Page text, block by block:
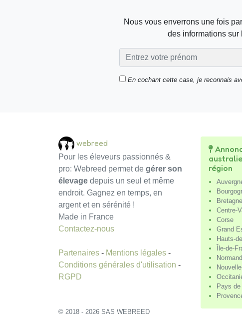
Nous vous enverrons une fois
des informations sur
En cochant cette case, je reconnais
webreed
Pour les éleveurs passionnés &
pro: Webreed permet de gérer son
élevage depuis un seul et même
endroit. Gagnez en temps, en
argent et en sérénité !
Made in France
Contactez-nous
Partenaires - Mentions légales -
Conditions générales d'utilisation -
RGPD
© 2018 - 2026 SAS WEBREED
région
Bretagne
Centre-
Corse
Grand
Hauts-
Île-de-
Pays